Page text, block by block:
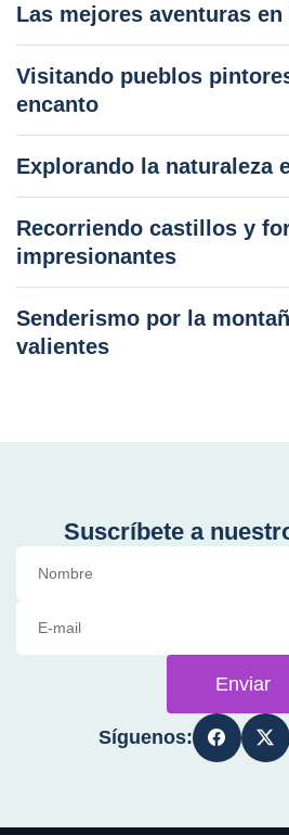
Las mejores aventuras
Visitando pueblos
encanto
Explorando la naturaleza
Recorriendo castillos y
impresionantes
Senderismo por la
valientes
Suscríbete a
Enviar
Síguenos: